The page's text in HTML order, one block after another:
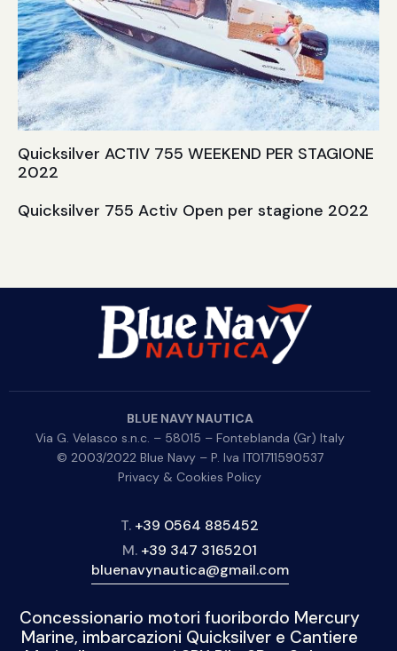
Quicksilver ACTIV 755 WEEKEND PER STAGIONE
2022
Quicksilver 755 Activ Open per stagione 2022
BLUE NAVY NAUTICA
Via G. Velasco s.n.c. – 58015 – Fonteblanda (Gr) Italy
© 2003/2022 Blue Navy – P. Iva IT01711590537
Privacy & Cookies Policy
T. +39 0564 885452
M. +39 347 3165201
bluenavynautica@gmail.com
Concessionario motori fuoribordo Mercury
Marine, imbarcazioni Quicksilver e Cantiere